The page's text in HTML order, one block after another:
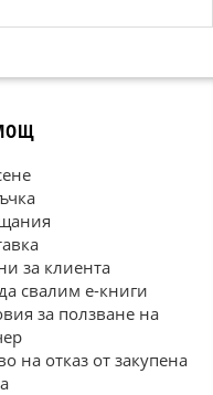
за клиента
свалим е-книги
за ползване на
на отказ от закупена